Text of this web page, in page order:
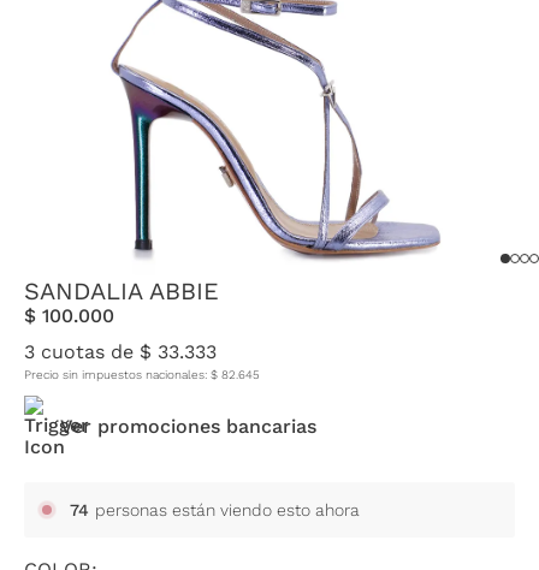
SANDALIA ABBIE
$ 100.000
3 cuotas de $ 33.333
Precio sin impuestos nacionales: $ 82 645
Ver promociones bancarias
74 personas están viendo esto ahora